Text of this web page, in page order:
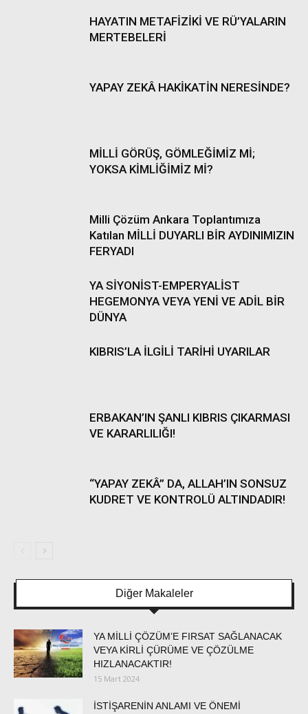
HAYATIN METAFİZİKİ VE RÜ’YALARIN
MERTEBELERİ
YAPAY ZEKÂ HAKİKATİN NERESİNDE?
MİLLİ GÖRÜŞ, GÖMLEĞİMİZ Mİ;
YOKSA KİMLİĞİMİZ Mİ?
Milli Çözüm Ankara Toplantımıza
Katılan MİLLİ DUYARLI BİR AYDINIMIZIN
FERYADI
YA SİYONİST-EMPERYALİST
HEGEMONYA VEYA YENİ VE ADİL BİR
DÜNYA
KIBRIS’LA İLGİLİ TARİHİ UYARILAR
ERBAKAN’IN ŞANLI KIBRIS ÇIKARMASI
VE KARARLILIĞI!
“YAPAY ZEKÂ” DA, ALLAH’IN SONSUZ
KUDRET VE KONTROLÜ ALTINDADIR!
Diğer Makaleler
YA MİLLİ ÇÖZÜM’E FIRSAT SAĞLANACAK
VEYA KİRLİ ÇÜRÜME VE ÇÖZÜLME
HIZLANACAKTIR!
15 Mart 2024
İSTİŞARENİN ANLAMI VE ÖNEMİ